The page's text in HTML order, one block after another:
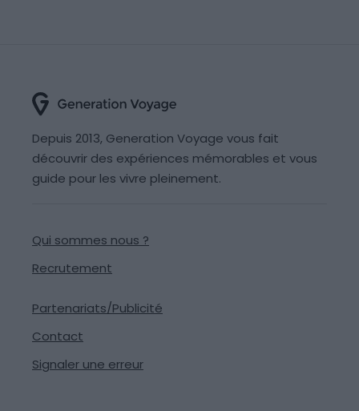
Depuis 2013, Generation Voyage vous fait
découvrir des expériences mémorables et vous
guide pour les vivre pleinement.
Qui sommes nous ?
Recrutement
Partenariats/Publicité
Contact
Signaler une erreur